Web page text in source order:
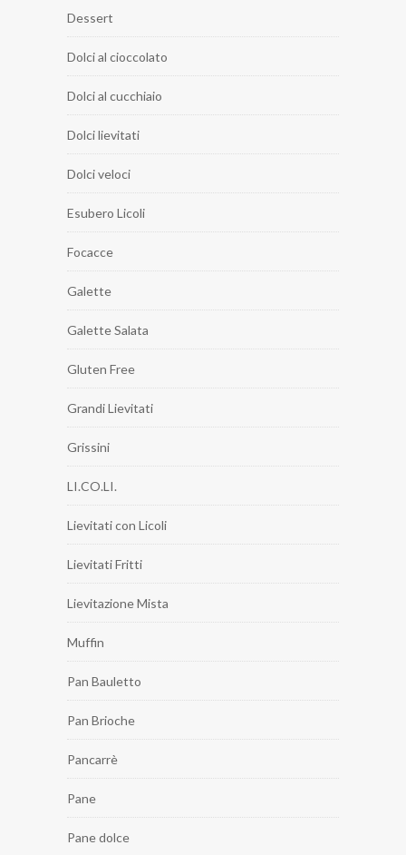
Dessert
Dolci al cioccolato
Dolci al cucchiaio
Dolci lievitati
Dolci veloci
Esubero Licoli
Focacce
Galette
Galette Salata
Gluten Free
Grandi Lievitati
Grissini
LI.CO.LI.
Lievitati con Licoli
Lievitati Fritti
Lievitazione Mista
Muffin
Pan Bauletto
Pan Brioche
Pancarrè
Pane
Pane dolce